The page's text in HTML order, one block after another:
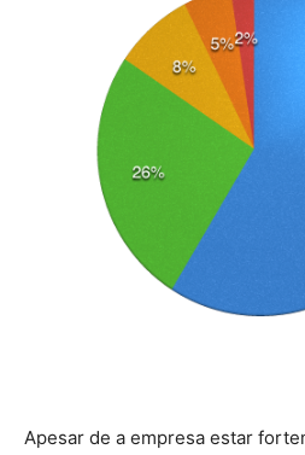
Apesar de a empresa estar